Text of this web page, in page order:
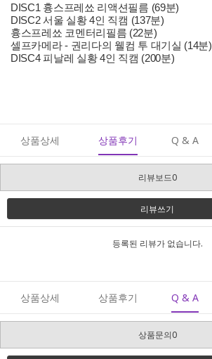
DISC1 흉스프레쑈 리액션필름 (69분)
DISC2 서울 실황 4인 직캠 (137분)
흉스프레쑈 코멘터리필름 (22분)
셀프카메라 - 권리다의 웰컴 투 대기실 (14분)
DISC4 피날레 실황 4인 직캠 (200분)
상품상세 상품후기 Q & A
리뷰보드0
리뷰쓰기
등록된 리뷰가 없습니다.
상품상세 상품후기 Q & A
상품문의0